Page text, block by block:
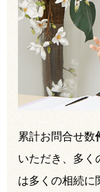
累計お問合せ数
いただき、多く
は多くの相続に